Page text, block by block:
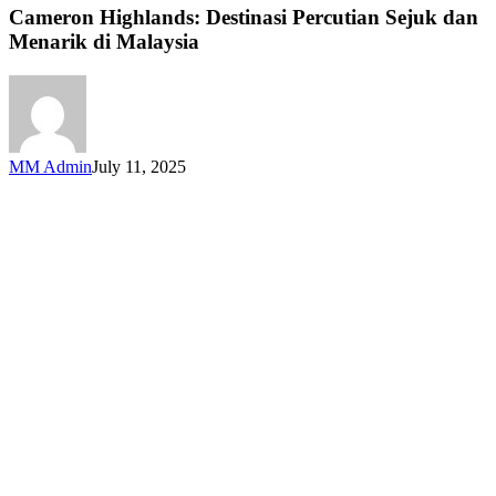
Destinasi
Percutian
Sejuk
dan
Menarik
di
Malaysia
Cameron Highlands: Destinasi Percutian Sejuk dan
Menarik di Malaysia
MM AdminJuly 11, 2025